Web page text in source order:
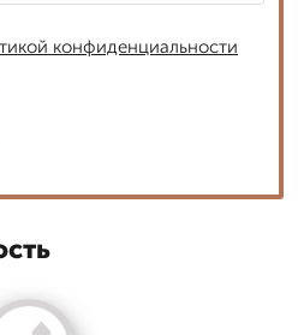
конфиденциальности